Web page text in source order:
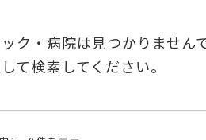
ク・病院は見つかりません
て検索してください。